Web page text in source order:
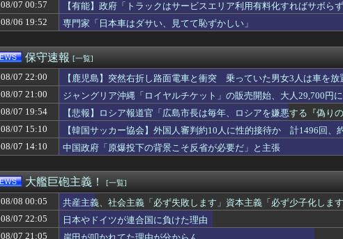
【画像】日本のライオンさん、溶ける
【城プロ】国内の未実装の城でネームバリューあるところって何か残ってるのかな
【動画】女さん、クリトリスの触り方を実演してしまうwwww
【悲報】ポケポケ、1年で月間アクティブユーザー数が1600万人減少
08/07 00:57
【有能】政府「トラックはサービスエリア利用有料化すればサボら
08/06 19:52
専門家「日本車はダサい、見てて恥ずかしい」
保守速報 [一覧]
08/07 22:00
【鹿児島】突然右折し路面電車と衝突 乗っていた男女3人は車を放
08/07 21:00
ジャングリア沖縄「ロイヤルチケット」の販売開始、大人29,700円
08/07 19:54
【悲報】ロシア報道官「広島市長は毎年、ロシアを嫌悪する『偽り
主張
08/07 15:10
【韓国サッカー協会】外国人審判約10人に性的接待か 計1496回、
08/07 14:10
中国政府「原爆投下の背景こそ反省が必要だ」と主張
大艦巨砲主義！ [一覧]
08/08 00:05
共産主義、社会主義「必ず失敗します」資本主義「必ず少子化します
08/07 22:05
日本やドイツが連合国に負けた理由
08/07 21:05